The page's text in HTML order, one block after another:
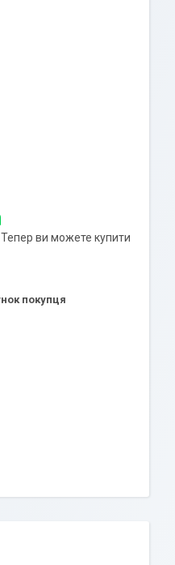
Тепер ви можете купити
покупця